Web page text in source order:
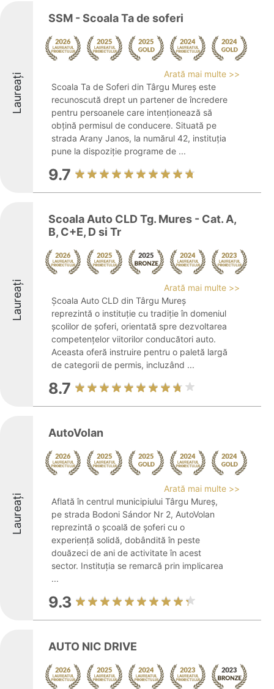
Laureați
SSM - Scoala Ta de soferi
Arată mai multe >>
Scoala Ta de Soferi din Târgu Mureș este
recunoscută drept un partener de încredere
pentru persoanele care intenționează să
obțină permisul de conducere. Situată pe
strada Arany Janos, la numărul 42, instituția
pune la dispoziție programe de ...
9.7
Laureați
Scoala Auto CLD Tg. Mures - Cat. A,
B, C+E, D si Tr
Arată mai multe >>
Școala Auto CLD din Târgu Mureș
reprezintă o instituție cu tradiție în domeniul
școlilor de șoferi, orientată spre dezvoltarea
competențelor viitorilor conducători auto.
Aceasta oferă instruire pentru o paletă largă
de categorii de permis, incluzând ...
8.7
Laureați
AutoVolan
Arată mai multe >>
Aflată în centrul municipiului Târgu Mureș,
pe strada Bodoni Sándor Nr 2, AutoVolan
reprezintă o școală de șoferi cu o
experiență solidă, dobândită în peste
douăzeci de ani de activitate în acest
sector. Instituția se remarcă prin implicarea
...
9.3
AUTO NIC DRIVE